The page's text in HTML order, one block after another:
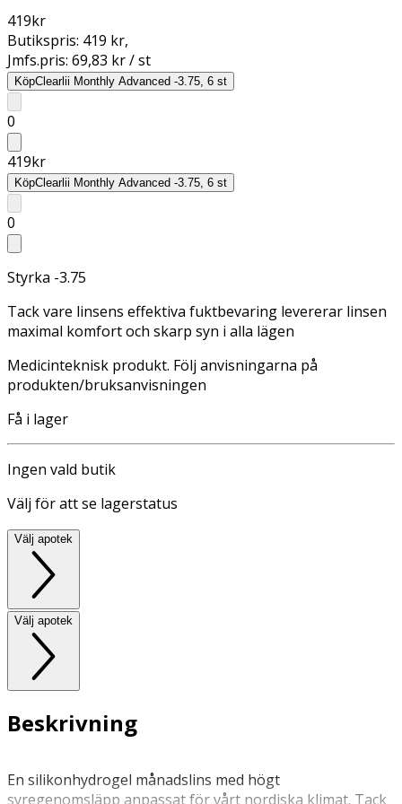
419kr
Butikspris: 419 kr,
Jmfs.pris: 69,83 kr / st
KöpClearlii Monthly Advanced -3.75, 6 st
0
419kr
KöpClearlii Monthly Advanced -3.75, 6 st
0
Styrka -3.75
Tack vare linsens effektiva fuktbevaring levererar linsen
maximal komfort och skarp syn i alla lägen
Medicinteknisk produkt. Följ anvisningarna på
produkten/bruksanvisningen
Få i lager
Ingen vald butik
Välj för att se lagerstatus
Välj apotek
Välj apotek
Beskrivning
En silikonhydrogel månadslins med högt
syregenomsläpp anpassat för vårt nordiska klimat. Tack